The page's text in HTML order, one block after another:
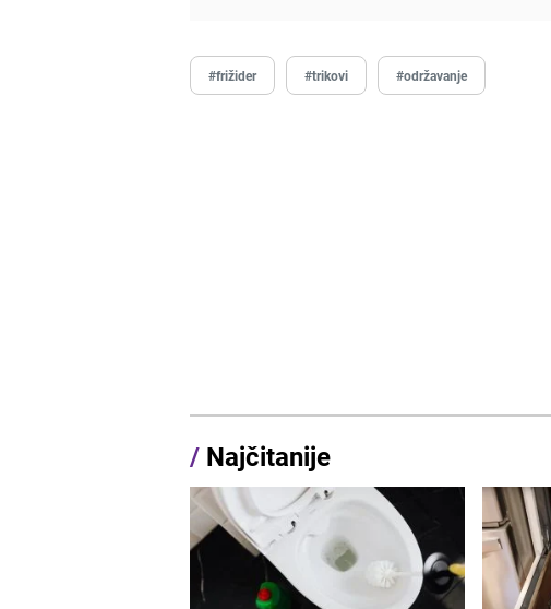
#frižider #trikovi #održavanje
/ Najčitanije